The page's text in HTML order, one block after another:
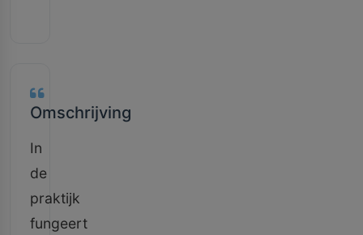
Omschrijving
In
de
praktijk
fungeert